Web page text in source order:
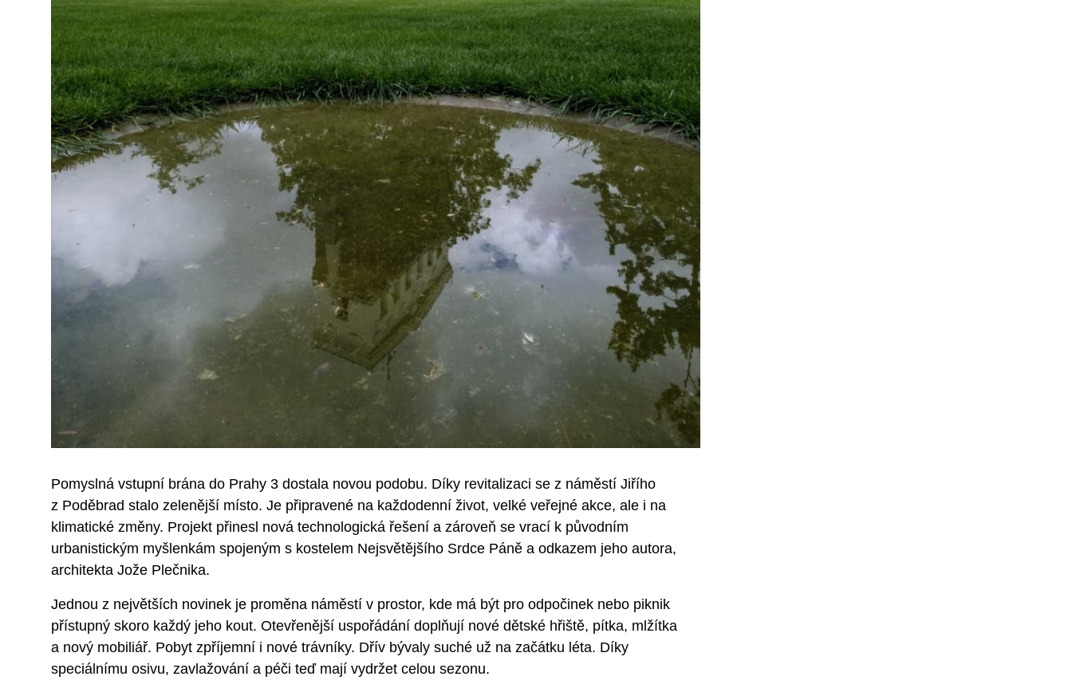
Pomyslná vstupní brána do Prahy 3 dostala novou podobu. Díky revitalizaci se z náměstí Jiřího
z Poděbrad stalo zelenější místo. Je připravené na každodenní život, velké veřejné akce, ale i na
klimatické změny. Projekt přinesl nová technologická řešení a zároveň se vrací k původním
urbanistickým myšlenkám spojeným s kostelem Nejsvětějšího Srdce Páně a odkazem jeho autora,
architekta Jože Plečnika.
Jednou z největších novinek je proměna náměstí v prostor, kde má být pro odpočinek nebo piknik
přístupný skoro každý jeho kout. Otevřenější uspořádání doplňují nové dětské hřiště, pítka, mlžítka
a nový mobiliář. Pobyt zpříjemní i nové trávníky. Dřív bývaly suché už na začátku léta. Díky
speciálnímu osivu, zavlažování a péči teď mají vydržet celou sezonu.